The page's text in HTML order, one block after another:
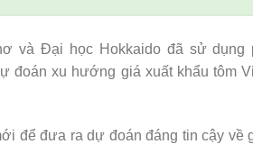
và Đại học Hokkaido đã sử dụng
đoán xu hướng giá xuất khẩu tôm
để đưa ra dự đoán đáng tin cậy về